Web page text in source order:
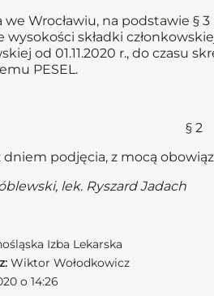
Wrocławiu, na podstawie §
wysokości składki
od 01.11.2020 r., do czasu
PESEL.
§ 2
podjęcia, z mocą
lek. Ryszard Jadach
Izba Lekarska
Wiktor Wołodkowicz
o 14:26